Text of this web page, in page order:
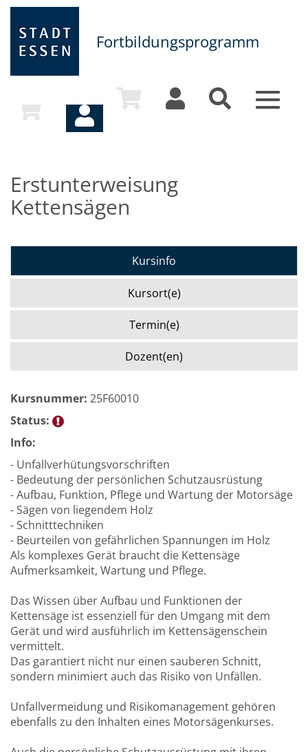
Fortbildungsprogramm
Toggle
Erstunterweisung
Kettensägen
Kursinfo
Kursort(e)
Termin(e)
Dozent(en)
Kursnummer: 25F60010
Status:
Info:
- Unfallverhütungsvorschriften
- Bedeutung der persönlichen Schutzausrüstung
- Aufbau, Funktion, Pflege und Wartung der Motorsäge
- Sägen von liegendem Holz
- Schnitttechniken
- Beurteilen von gefährlichen Spannungen im Holz
Als komplexes Gerät braucht die Kettensäge
Aufmerksamkeit, Wartung und Pflege.
Das Wissen über Aufbau und Funktionen der
Kettensäge ist essenziell für den Umgang mit dem
Gerät und wird ausführlich im Kettensägenschein
vermittelt.
Das garantiert nicht nur einen sauberen Schnitt,
sondern minimiert auch das Risiko von Unfällen.
Unfallvermeidung und Risikomanagement gehören
ebenfalls zu den Inhalten eines Motorsägenkurses.